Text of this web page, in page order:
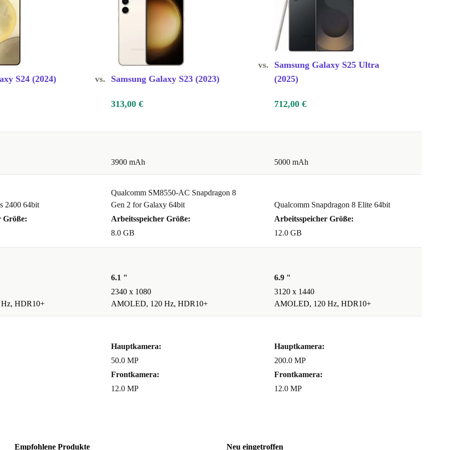
läuft
–
für
muss
laufen
kabellose
S24 (2024) vs. Samsung Galaxy S23 (2023)
vs.
Samsung Galaxy S25 Ultra
(2025)
313,00 € 712,00 €
3900 mAh 5000 mAh
2400 64bit
Größe:
Qualcomm SM8550-AC Snapdragon 8
Gen 2 for Galaxy 64bit
Arbeitsspeicher Größe:
8.0 GB
Qualcomm Snapdragon 8 Elite 64bit
Arbeitsspeicher Größe:
12.0 GB
HDR10+
6.1 "
2340 x 1080
AMOLED, 120 Hz, HDR10+
6.9 "
3120 x 1440
AMOLED, 120 Hz, HDR10+
Hauptkamera:
50.0 MP
Frontkamera:
12.0 MP
Hauptkamera:
200.0 MP
Frontkamera:
12.0 MP
Empfohlene Produkte Neu eingetroffen